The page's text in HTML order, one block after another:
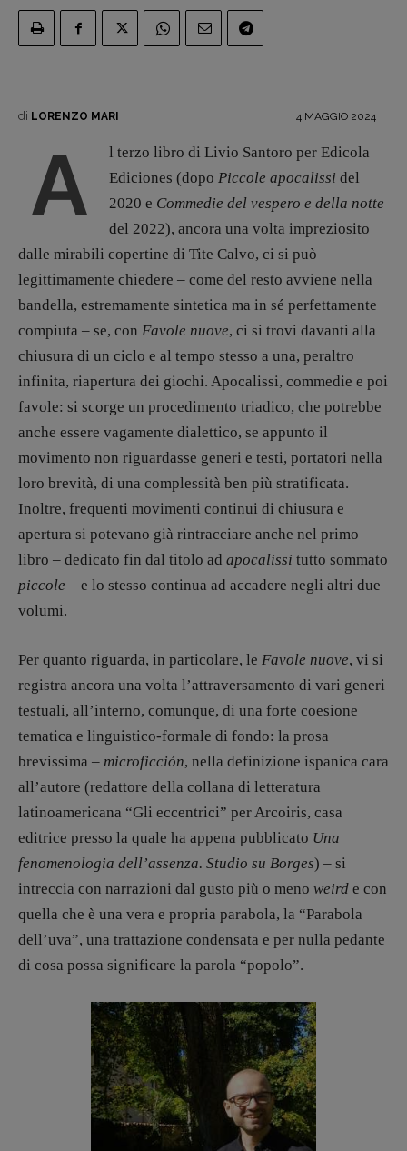
Archeologie del
Libro & Film
Opera prima
DOSSIER
12 dicembre
Blade Runner 40
Editoria
Intelligenza Artificiale
Maestri sommersi
Pasolini 1922-2022
Psichedelia
Scienza
Stranimondi
Tornare a Ballard
Valerio Evangelisti
Vampirismi
Zong!
REDAZIONE
Walter Catalano, Giuseppe Costigliola,
Anna da Re ,Elio
Elisabetta Michielin
Spallina ,Roberto Sturm,Tania Tonin
CONTATTI
Case editrici e coordinamento
recensioni
Elio Grasso [eliovoyager@gmail.com]
Coordinamento Primo Piano:
Elisabetta Michielin
[michielin.elisabetta@gmail.com]
Anna da Re
Coordinamento Fumetti:
Fabio Malagnini
[fabio.malagnini@gmail.com]
Coordinamento Pulp for kids e social
Valentina Marcoli
[valentina.marcoli@gmail. com]
di LORENZO MARI 4 MAGGIO 2024
A
l terzo libro di Livio Santoro per Edicola
Ediciones (dopo Piccole apocalissi del
2020 e Commedie del vespero e della notte
del 2022), ancora una volta impreziosito
dalle mirabili copertine di Tite Calvo, ci si può
legittimamente chiedere – come del resto avviene nella
bandella, estremamente sintetica ma in sé perfettamente
compiuta – se, con Favole nuove, ci si trovi davanti alla
chiusura di un ciclo e al tempo stesso a una, peraltro
infinita, riapertura dei giochi. Apocalissi, commedie e poi
favole: si scorge un procedimento triadico, che potrebbe
anche essere vagamente dialettico, se appunto il
movimento non riguardasse generi e testi, portatori nella
loro brevità, di una complessità ben più stratificata.
Inoltre, frequenti movimenti continui di chiusura e
apertura si potevano già rintracciare anche nel primo
libro – dedicato fin dal titolo ad apocalissi tutto sommato
piccole – e lo stesso continua ad accadere negli altri due
volumi.
Per quanto riguarda, in particolare, le Favole nuove, vi si
registra ancora una volta l’attraversamento di vari generi
testuali, all’interno, comunque, di una forte coesione
tematica e linguistico-formale di fondo: la prosa
brevissima – microficción, nella definizione ispanica cara
all’autore (redattore della collana di letteratura
latinoamericana “Gli eccentrici” per Arcoiris, casa
editrice presso la quale ha appena pubblicato Una
fenomenologia dell’assenza. Studio su Borges) – si
intreccia con narrazioni dal gusto più o meno weird e con
quella che è una vera e propria parabola, la “Parabola
dell’uva”, una trattazione condensata e per nulla pedante
di cosa possa significare la parola “popolo”.